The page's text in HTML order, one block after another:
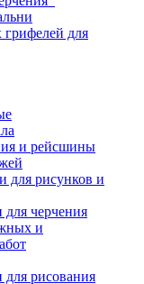
для
и рейсшины
для рисунков и
черчения
и
рисования